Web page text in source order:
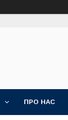
ПРО НАС